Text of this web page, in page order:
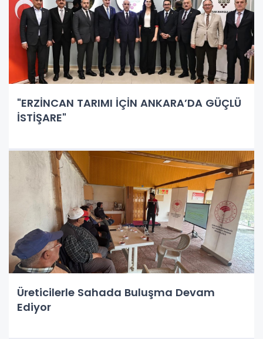
"ERZİNCAN TARIMI İÇİN ANKARA’DA GÜÇLÜ
İSTİŞARE"
Üreticilerle Sahada Buluşma Devam
Ediyor